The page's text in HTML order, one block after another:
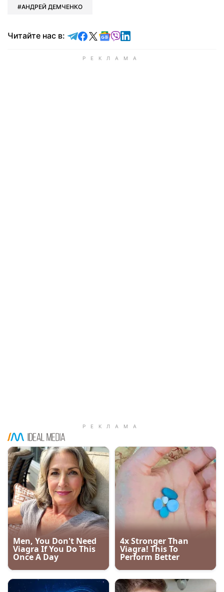
АНДРЕЙ ДЕМЧЕНКО
Читайте нас в: Читайте в Telegram
Читайте в Facebook
Читайте в X
Читайте в Google news
Читайте в Viber
Читайте в LinkedIn